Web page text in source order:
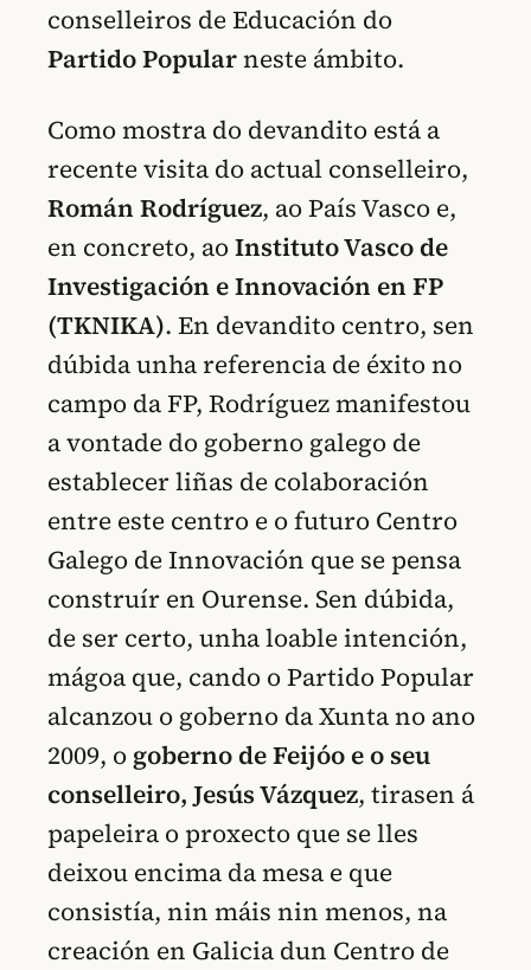
conselleiros de Educación do
Partido Popularneste ámbito.
Como mostra do devandito está a
recente visita do actual conselleiro,
Román Rodríguez, ao País Vasco e,
en concreto, aoInstituto Vasco de
Investigación e Innovación en FP
(TKNIKA). En devandito centro, sen
dúbida unha referencia de éxito no
campo da FP, Rodríguez manifestou
a vontade do goberno galego de
establecer liñas de colaboración
entre este centro e o futuro Centro
Galego de Innovación que se pensa
construír en Ourense. Sen dúbida,
de ser certo, unha loable intención,
mágoa que, cando o Partido Popular
alcanzou o goberno da Xunta no ano
2009, o goberno de Feijóo e o seu
conselleiro, Jesús Vázquez, tirasen á
papeleira o proxecto que se lles
deixou encima da mesa e que
consistía, nin máis nin menos, na
creación en Galicia dun Centro de